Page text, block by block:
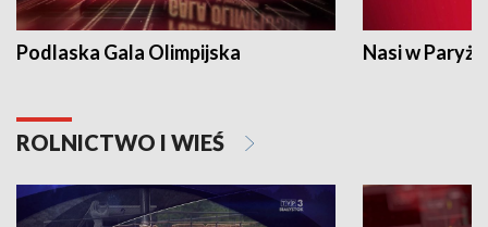
Podlaska Gala Olimpijska Nasi w Paryżu
ROLNICTWO I WIEŚ